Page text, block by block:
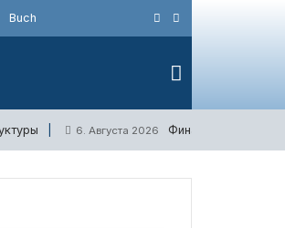
Buch
6. Августа 2026 Финансовые